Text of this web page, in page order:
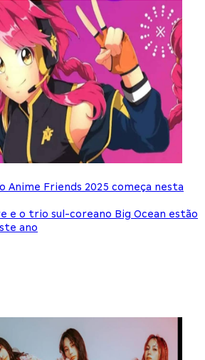
Anime Friends 2025 começa nesta
e o trio sul-coreano Big Ocean estão
ano